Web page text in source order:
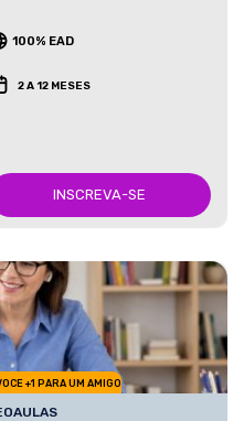
100% EAD
2 A 12 MESES
INSCREVA-SE
+1 PARA UM AMIGO